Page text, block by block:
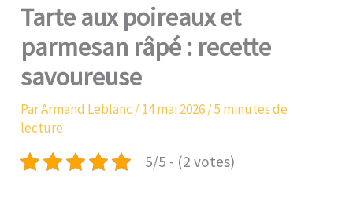
Tarte aux poireaux et
parmesan râpé : recette
savoureuse
ParArmand Leblanc /14 mai 2026/5 minutes de
lecture
5/5 - (2 votes)